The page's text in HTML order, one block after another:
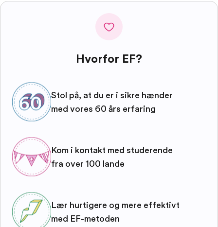
Hvorfor EF?
Stol på, at du er i sikre hænder
med vores 60 års erfaring
Kom i kontakt med studerende
fra over 100 lande
Lær hurtigere og mere effektivt
med EF-metoden